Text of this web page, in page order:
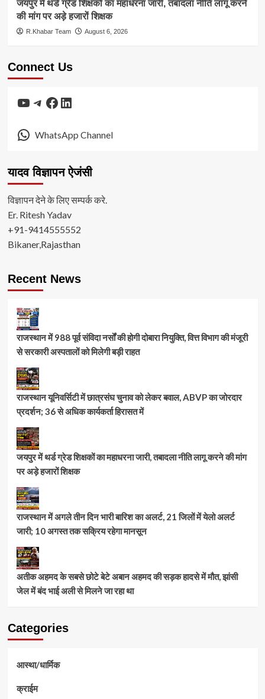
जयपुर में थर्ड ग्रेड शिक्षकों का महाधरना जारी, तबादला नीति लागू करने
की मांग पर अड़े हजारों शिक्षक
R.Khabar Team August 6, 2026
Connect Us
YouTube
Telegram
Facebook
LinkedIn
WhatsApp Channel
यादव विज्ञापन ऐजंसी
विज्ञापन देने के लिए सम्पर्क करे.
Er. Ritesh Yadav
+91-9414555552
Bikaner,Rajasthan
Recent News
राजस्थान में 988 पूर्व संविदा नर्सों की होगी दोबारा नियुक्ति, वित्त विभाग की मंजूरी
से सरकारी अस्पतालों को मिलेगी बड़ी राहत
राजस्थान यूनिवर्सिटी में छात्रसंघ चुनाव को लेकर बवाल, ABVP का जोरदार
प्रदर्शन; 36 से अधिक कार्यकर्ता हिरासत में
जयपुर में थर्ड ग्रेड शिक्षकों का महाधरना जारी, तबादला नीति लागू करने की मांग
पर अड़े हजारों शिक्षक
राजस्थान में अगले तीन दिन भारी बारिश का अलर्ट, 21 जिलों में येलो अलर्ट
जारी; 10 अगस्त तक सक्रिय रहेगा मानसून
अतीक अहमद के सबसे छोटे बेटे अबान अहमद की सड़क हादसे में मौत, झांसी
जेल में बंद भाई अली से मिलने जा रहा था
Categories
आस्था/धार्मिक
क्राईम